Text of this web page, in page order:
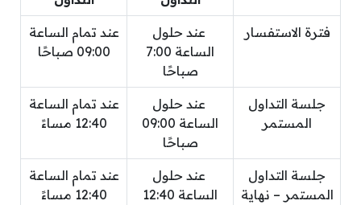
فترة الاستفسار
عند حلول
الساعة 7:00
صباحًا
عند تمام الساعة
09:00 صباحًا
جلسة التداول
المستمر
عند حلول
الساعة 09:00
صباحًا
عند تمام الساعة
12:40 مساءً
جلسة التداول
المستمر – نهاية
عند حلول
الساعة 12:40
عند تمام الساعة
12:40 مساءً